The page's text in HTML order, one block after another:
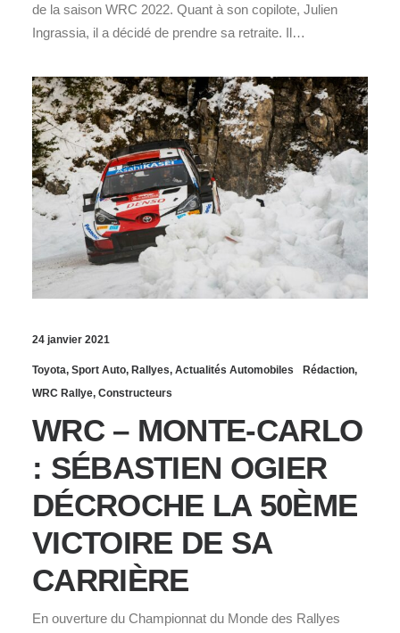
de la saison WRC 2022. Quant à son copilote, Julien
Ingrassia, il a décidé de prendre sa retraite. Il…
24 janvier 2021
Toyota, Sport Auto, Rallyes, Actualités Automobiles Rédaction,
WRC Rallye, Constructeurs
WRC – MONTE-CARLO
: SÉBASTIEN OGIER
DÉCROCHE LA 50ÈME
VICTOIRE DE SA
CARRIÈRE
En ouverture du Championnat du Monde des Rallyes